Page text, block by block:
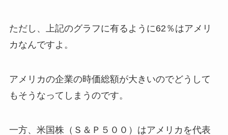
ただし、上記のグラフに有るように62％はアメリ
カなんですよ。
アメリカの企業の時価総額が大きいのでどうして
もそうなってしまうのです。
一方、米国株（Ｓ＆Ｐ５００）はアメリカを代表